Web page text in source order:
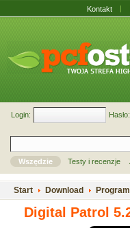
Kontakt
Login: Hasło:
Wszędzie Testy i recenzje
Start Download
Digital Patrol